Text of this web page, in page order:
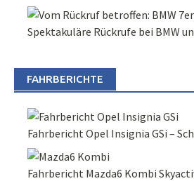
Spektakuläre Rückrufe bei BMW
FAHRBERICHTE
Fahrbericht Opel Insignia GSi –
Fahrbericht Mazda6 Kombi